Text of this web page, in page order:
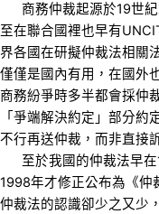
商務仲裁起源於19世紀
至在聯合國裡也早有
界各國在研擬仲裁法相關
僅僅是國內有用，在國外
商務紛爭時多半都會採仲
「爭端解決約定」部分
不行再送仲裁，而非直接
至於我國的仲裁法早在
1998年才修正公布為《仲
仲裁法的認識卻少之又少